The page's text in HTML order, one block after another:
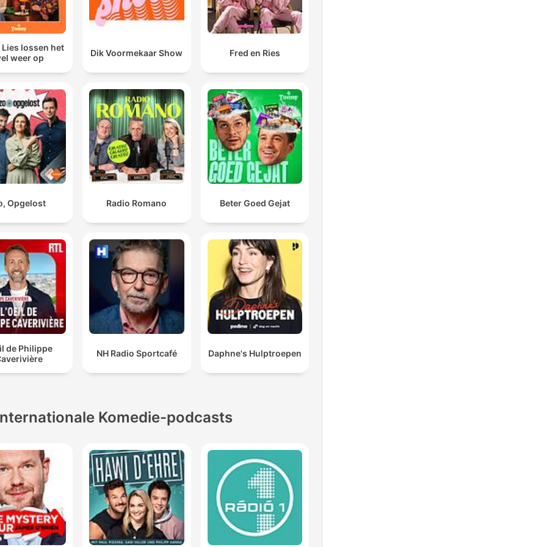
Lies lossen het
weer op
Dik Voormekaar Show Fred en Ries
Opgelost Radio Romano Beter Goed Gejat
de Philippe
NH Radio Sportcafé Daphne's Hulptroepen
Komedie-podcasts